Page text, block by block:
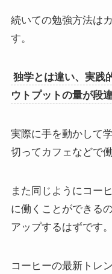
続いての勉強方法は
す。
独学とは違い、実践
ウトプットの量が段
実際に手を動かして
切ってカフェなどで
また同じようにコー
に働くことができる
アップするはずです。
コーヒーの最新トレ